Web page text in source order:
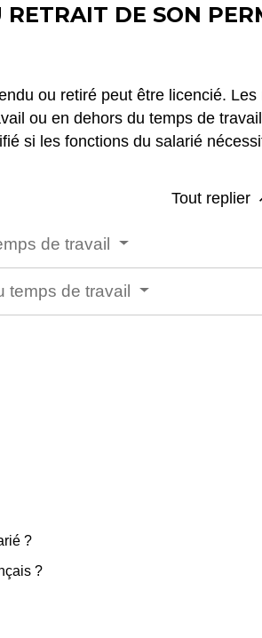
DE SON
ou retiré peut être licencié. Les
ou en dehors du temps de
si les fonctions du salarié
Tout replier
de travail
temps de travail
?
?